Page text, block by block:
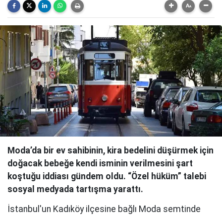
Moda’da bir ev sahibinin, kira bedelini düşürmek için
doğacak bebeğe kendi isminin verilmesini şart
koştuğu iddiası gündem oldu. “Özel hüküm” talebi
sosyal medyada tartışma yarattı.
İstanbul'un Kadıköy ilçesine bağlı Moda semtinde